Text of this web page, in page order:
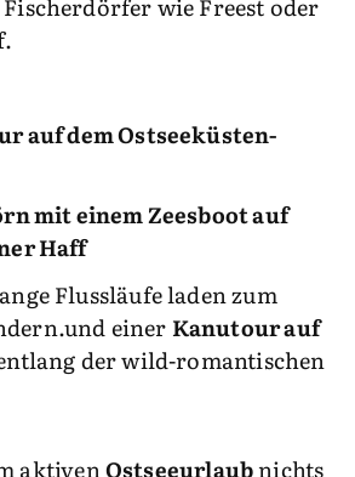
wie Freest oder
auf dem Ostseeküsten-
mit einem Zeesboot auf
Haff
Flussläufe laden zum
einer Kanutour auf
der wild-romantischen
aktivenOstseeurlaubnichts